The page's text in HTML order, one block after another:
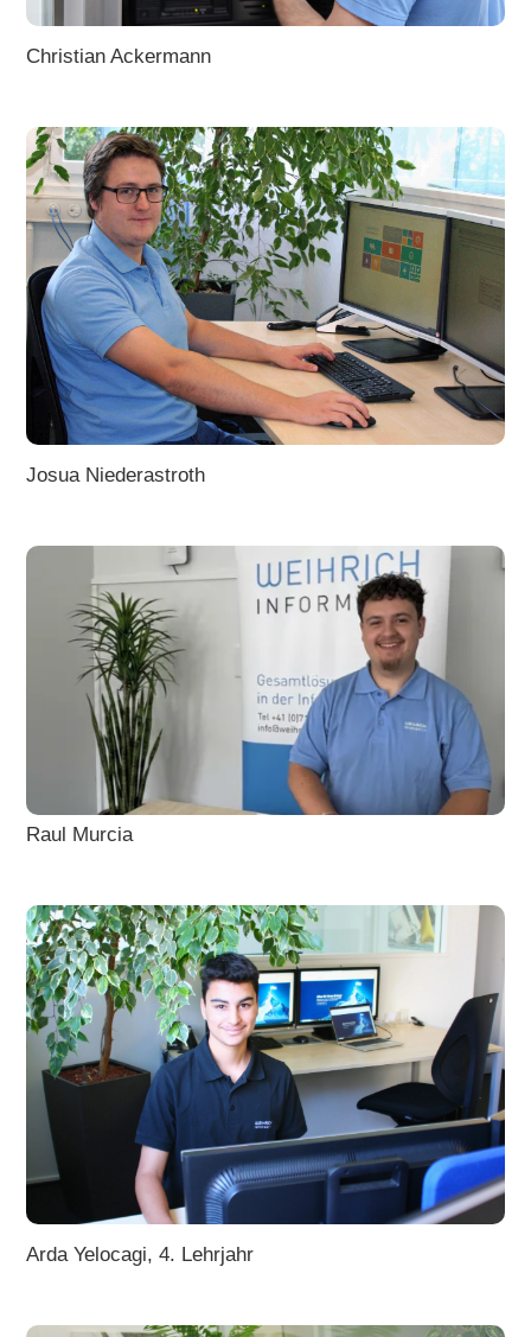
Christian Ackermann
Josua Niederastroth
Raul Murcia
Arda Yelocagi, 4. Lehrjahr